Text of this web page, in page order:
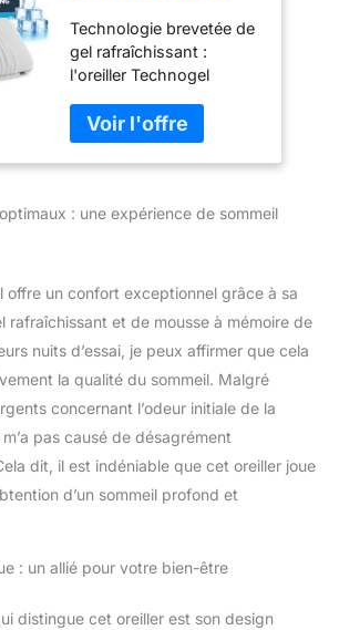
cm avec gel
rafraîchissant et
mousse à mémoire
de forme - Design
ergonomique, sans
odeur, standard
Technologie brevetée de
gel rafraîchissant :
l'oreiller Technogel
rafraîchissant avancé qui
évacue activement la
chaleur de votre tête et
un environnement de
pour les dormeurs
chauds. Soutien
ergonomique pour
soulager le cou et les
épaules : conçu avec
une forme profilée, cet
alignement de la colonne
vertébrale, réduisant les
douleurs au cou et aux
et plus favorable. Profils
personnes dormant sur
: une expérience de sommeil
offre un confort exceptionnel grâce à sa
rafraîchissant et de mousse à mémoire de
nuits d’essai, je peux affirmer que cela
la qualité du sommeil. Malgré
concernant l’odeur initiale de la
pas causé de désagrément
dit, il est indéniable que cet oreiller joue
d’un sommeil profond et
: un allié pour votre bien-être
distingue cet oreiller est son design